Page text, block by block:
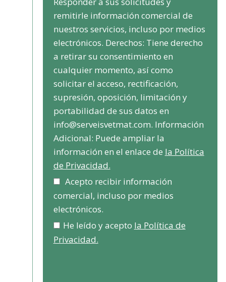
remitirle información comercial de
nuestros servicios, incluso por medios
electrónicos. Derechos: Tiene derecho
a retirar su consentimiento en
cualquier momento, así como
solicitar el acceso, rectificación,
supresión, oposición, limitación y
portabilidad de sus datos en
info@serveisvetmat.com. Información
Adicional: Puede ampliar la
información en el enlace de la Política
de Privacidad.
Acepto recibir información
comercial, incluso por medios
electrónicos.
He leído y acepto la Política de
Privacidad.